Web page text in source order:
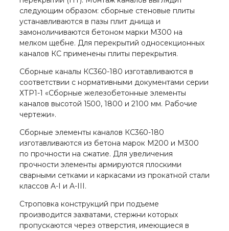
следующим образом: сборные стеновые плиты
устанавливаются в пазы плит днища и
замоноличиваются бетоном марки М300 на
мелком щебне. Для перекрытий односекционных
каналов КС применены плиты перекрытия.
Сборные каналы КС360-180 изготавливаются в
соответствии с нормативными документами серии
ХТР1-1 «Сборные железобетонные элементы
каналов высотой 1500, 1800 и 2100 мм. Рабочие
чертежи».
Сборные элементы каналов КС360-180
изготавливаются из бетона марок М200 и М300
по прочности на сжатие. Для увеличения
прочности элементы армируются плоскими
сварными сетками и каркасами из прокатной стали
классов A-I и A-III.
Строповка конструкций при подъеме
производится захватами, стержни которых
пропускаются через отверстия, имеющиеся в